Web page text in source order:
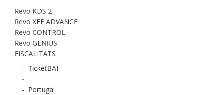
Revo KDS 2
Revo XEF ADVANCE
Revo CONTROL
Revo GENIUS
FISCALITATS
- TicketBAI
-
- Portugal